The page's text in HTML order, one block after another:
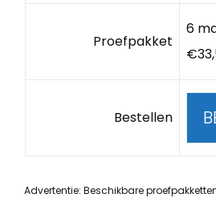
Proefpakket
6
Bestellen
Advertentie: Beschikbare